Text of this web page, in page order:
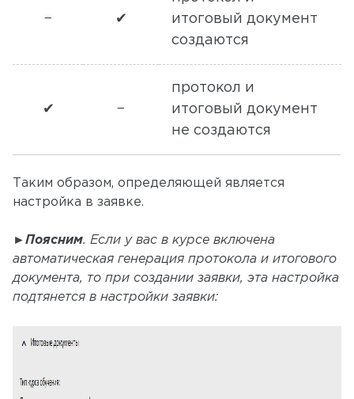
− ✔
итоговый документ
создаются
✔ −
протокол и
итоговый документ
не создаются
Таким образом, определяющей является
настройка в заявке.
► Поясним. Если у вас в курсе включена
автоматическая генерация протокола и итогового
документа, то при создании заявки, эта настройка
подтянется в настройки заявки: